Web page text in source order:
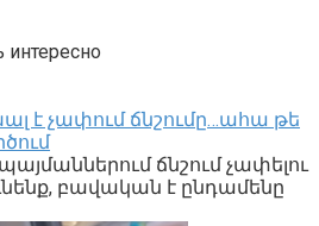
է չափում ճնշումը…ահա թե
ճնշում չափելու
բավական է ընդամենը